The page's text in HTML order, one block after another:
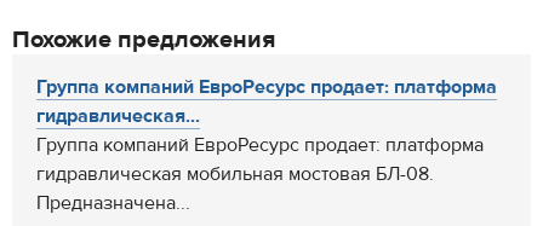
Похожие предложения
Группа компаний ЕвроРесурс продает: платформа
гидравлическая...
Группа компаний ЕвроРесурс продает: платформа
гидравлическая мобильная мостовая БЛ-08.
Предназначена...